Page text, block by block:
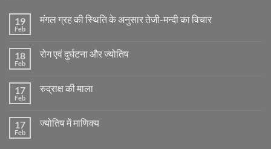
19
Feb
मंगल ग्रह की स्थिति के अनुसार तेजी-मन्दी का विचार
मंगल
के
अनुसार
विचार
18
Feb
रोग एवं दुर्घटना और ज्योतिष
रोग
ज्योतिष
17
Feb
रुद्राक्ष की माला
रुद्राक्ष
17
Feb
ज्योतिष में माणिक्य